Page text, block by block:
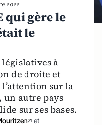
2022
qui gère le
le
à
de droite et
sur la
un autre pays
sur ses bases.
et